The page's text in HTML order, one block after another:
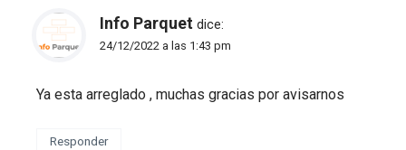
Info Parquet dice:
24/12/2022 a las 1:43 pm
Ya esta arreglado , muchas gracias por avisarnos
Responder